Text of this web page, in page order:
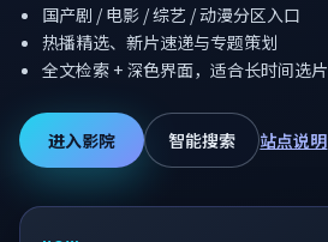
国产剧 / 电影 / 综艺 / 动漫分区入口
热播精选、新片速递与专题策划
全文检索 + 深色界面，适合长时间选片
进入影院 智能搜索 站点说明